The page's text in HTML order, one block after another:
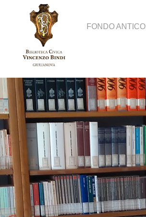
FONDO ANTICO